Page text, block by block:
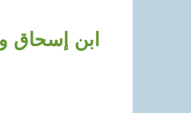
ابن إسحاق